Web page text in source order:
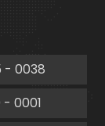
- 0038
- 0001